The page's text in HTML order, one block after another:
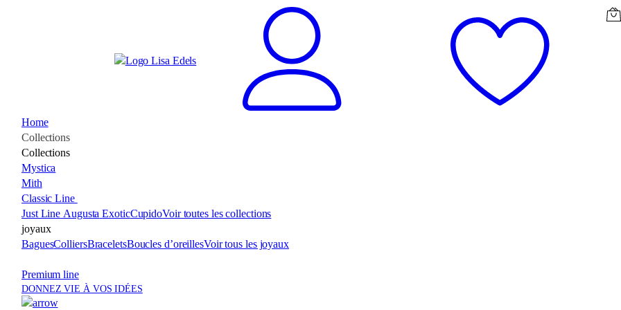
Home
Collections
Collections
Mystica
Mith
Classic Line
Just Line Augusta ExoticCupidoVoir toutes les collections
joyaux
BaguesColliersBraceletsBoucles d’oreillesVoir tous les joyaux
Premium line
DONNEZ VIE À VOS IDÉES